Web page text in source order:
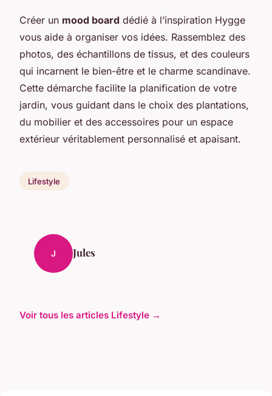
Créer un mood board dédié à l’inspiration Hygge
vous aide à organiser vos idées. Rassemblez des
photos, des échantillons de tissus, et des couleurs
qui incarnent le bien-être et le charme scandinave.
Cette démarche facilite la planification de votre
jardin, vous guidant dans le choix des plantations,
du mobilier et des accessoires pour un espace
extérieur véritablement personnalisé et apaisant.
Lifestyle
J Jules
Voir tous les articles Lifestyle →